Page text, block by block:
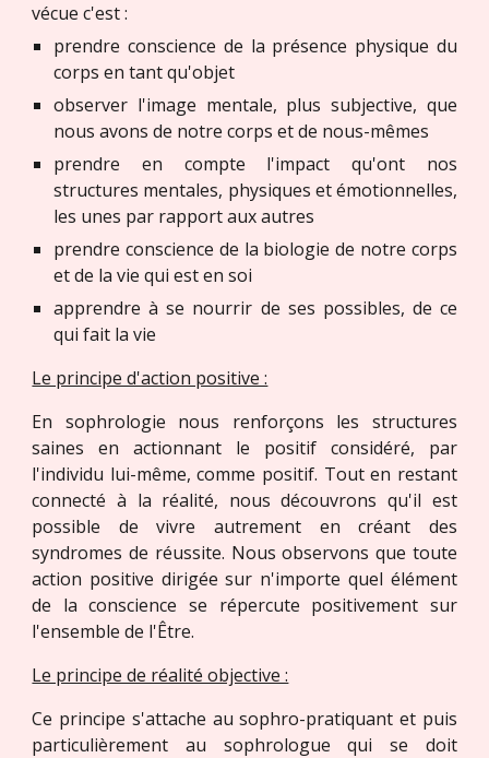
vécue c'est :
prendre conscience de la présence physique du
corps en tant qu'objet
observer l'image mentale, plus subjective, que
nous avons de notre corps et de nous-mêmes
prendre en compte l'impact qu'ont nos
structures mentales, physiques et émotionnelles,
les unes par rapport aux autres
prendre conscience de la biologie de notre corps
et de la vie qui est en soi
apprendre à se nourrir de ses possibles, de ce
qui fait la vie
Le principe d'action positive :
En sophrologie nous renforçons les structures
saines en actionnant le positif considéré, par
l'individu lui-même, comme positif. Tout en restant
connecté à la réalité, nous découvrons qu'il est
possible de vivre autrement en créant des
syndromes de réussite. Nous observons que toute
action positive dirigée sur n'importe quel élément
de la conscience se répercute positivement sur
l'ensemble de l'Être.
Le principe de réalité objective :
Ce principe s'attache au sophro-pratiquant et puis
particulièrement au sophrologue qui se doit